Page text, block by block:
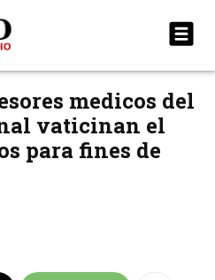
medicos del
vaticinan el
para fines de